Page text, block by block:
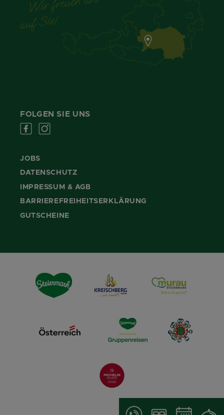
FOLGEN SIE UNS
JOBS
DATENSCHUTZ
IMPRESSUM & AGB
BARRIEREFREIHEITSERKLÄRUNG
GUTSCHEINE